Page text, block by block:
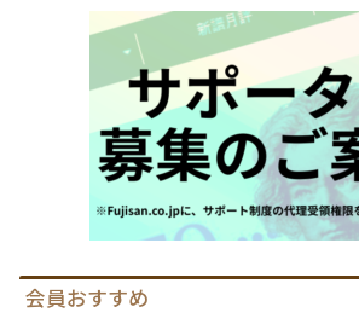
会員おすすめ